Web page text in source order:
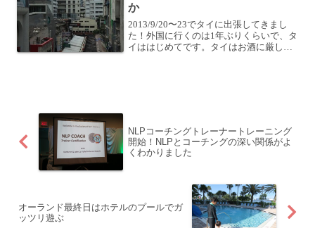
か
2013/9/20〜23でタイに出張してきまし
た！外国に行くのは1年ぶりくらいで、タ
イははじめてです。タイはお酒に厳しい
NLPコーチングトレーナートレーニング
開始！NLPとコーチングの深い関係がよ
くわかりました
オーランド最終日はホテルのプールでガ
ッツリ遊ぶ